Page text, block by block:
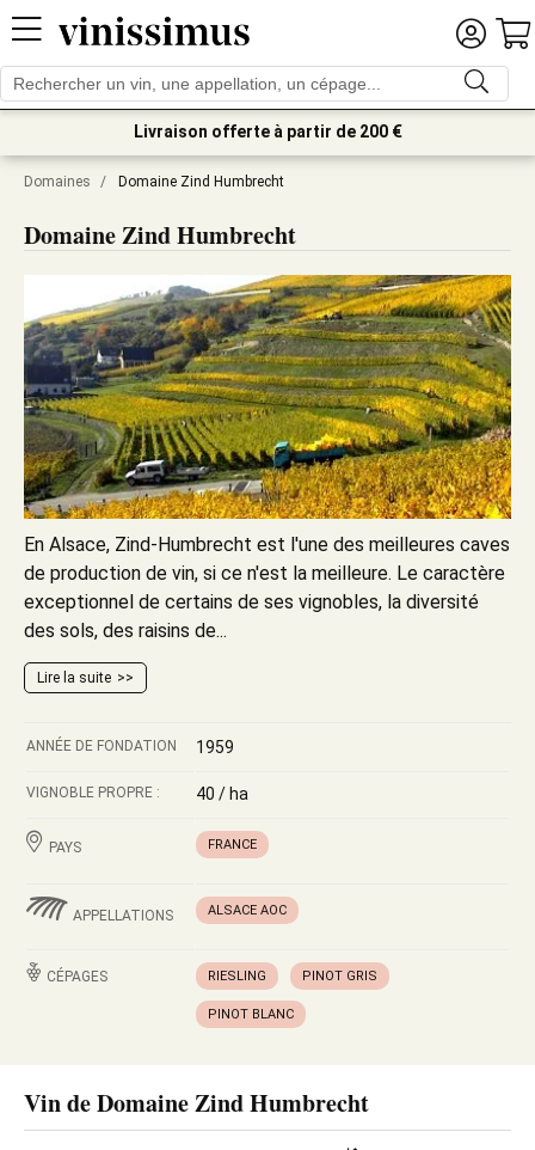
Livraison offerte à partir de 200 €
Domaines / Domaine Zind Humbrecht
Domaine Zind Humbrecht
En Alsace, Zind-Humbrecht est l'une des meilleures caves
de production de vin, si ce n'est la meilleure. Le caractère
exceptionnel de certains de ses vignobles, la diversité
des sols, des raisins de...
Lire la suite
ANNÉE DE FONDATION 1959
VIGNOBLE PROPRE : 40 / ha
PAYS FRANCE
APPELLATIONS ALSACE AOC
CÉPAGES RIESLING PINOT GRIS
PINOT BLANC
Vin de Domaine Zind Humbrecht